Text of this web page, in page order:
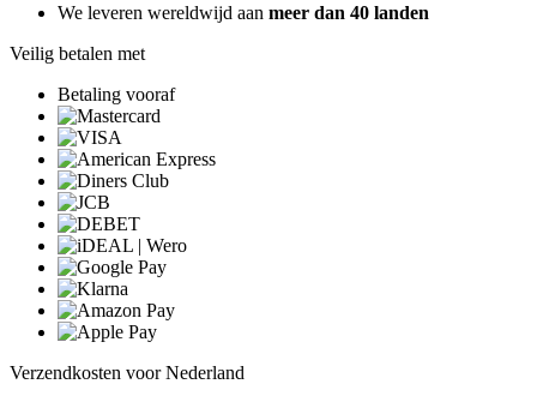
We leveren wereldwijd aan meer dan 40 landen
Veilig betalen met
Betaling vooraf
Verzendkosten voor Nederland